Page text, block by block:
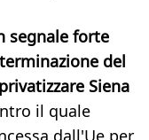
segnale forte
del
Siena
il quale
dall'Ue per